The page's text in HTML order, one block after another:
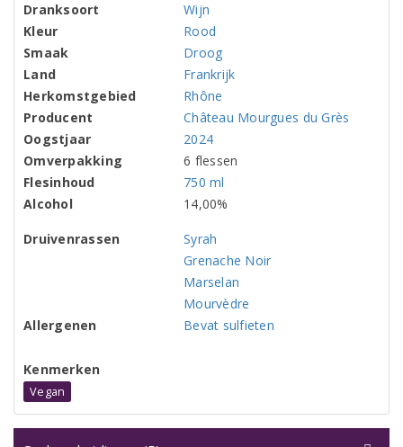
Dranksoort
Wijn
Kleur
Rood
Smaak
Droog
Land
Frankrijk
Herkomstgebied
Rhône
Producent
Château Mourgues du Grès
Oogstjaar
2024
Omverpakking
6 flessen
Flesinhoud
750 ml
Alcohol
14,00%
Druivenrassen
Syrah
Grenache Noir
Marselan
Mourvèdre
Allergenen
Bevat sulfieten
Kenmerken
Vegan